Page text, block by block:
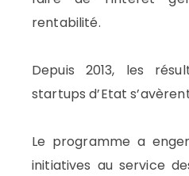
rentabilité.
Depuis 2013, les
startups d’Etat
Le programme a
initiatives au service